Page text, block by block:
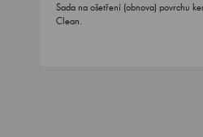
Sada na ošetření (obnova) povrchu
Clean.